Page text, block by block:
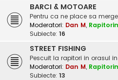
BARCI & MOTOARE
Pentru ca ne place sa
Moderatori: Dan M,
Subiecte: 16
STREET FISHING
Pescuit la rapitori in orasul
Moderatori: Dan M,
Subiecte: 13